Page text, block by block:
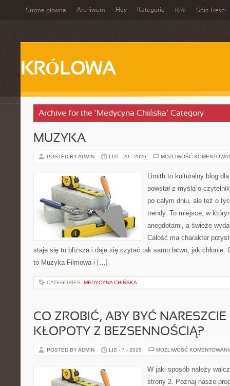
Strona główna Archiwum Hey Kategorie Król Spis Treści
KRÓLOWA
Archive for the ‘Medycyna Chińska’ Category
MUZYKA
POSTED BY ADMIN LUT - 20 - 2026 MOŻLIWOŚĆ
Limith to kulturalny blog
powstał z myślą o
po całym dniu, ale też o
trendy. To miejsce, w
anegdotami, a świeże
Całość ma charakter
staje się tu bliższa i daje się czytać tak samo łatwo, jak chłonie.
to Muzyka Filmowa i […]
CATEGORIES: MEDYCYNA CHIŃSKA
CO ZROBIĆ, ABY BYĆ
KŁOPOTY Z BEZSENNOŚCIĄ?
POSTED BY ADMIN LIS - 7 - 2025 MOŻLIWOŚĆ
W jaki sposób należy
strony 2. Poznaj nasze